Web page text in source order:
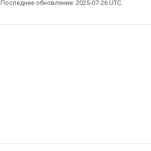
Последнее обновление: 2025-07-26 UTC.